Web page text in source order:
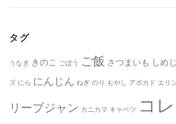
タグ
うなぎ きのこ ごぼう ご飯 さつまいも しめじ
ズ にら にんじん ねぎ のり もやし アボカド エリ
リーブジャン カニカマ キャベツ
コ